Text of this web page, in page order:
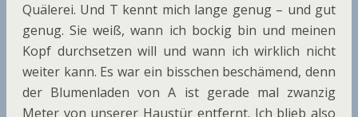
Quälerei. Und T kennt mich lange genug – und gut
genug. Sie weiß, wann ich bockig bin und meinen
Kopf durchsetzen will und wann ich wirklich nicht
weiter kann. Es war ein bisschen beschämend, denn
der Blumenladen von A ist gerade mal zwanzig
Meter von unserer Haustür entfernt. Ich blieb also